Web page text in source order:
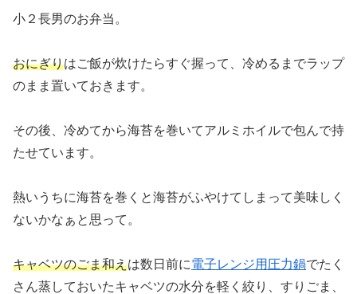
小２長男のお弁当。
おにぎりはご飯が炊けたらすぐ握って、冷めるまでラップ
のまま置いておきます。
その後、冷めてから海苔を巻いてアルミホイルで包んで持
たせています。
熱いうちに海苔を巻くと海苔がふやけてしまって美味しく
ないかなぁと思って。
キャベツのごま和えは数日前に電子レンジ用圧力鍋でたく
さん蒸しておいたキャベツの水分を軽く絞り、すりごま、